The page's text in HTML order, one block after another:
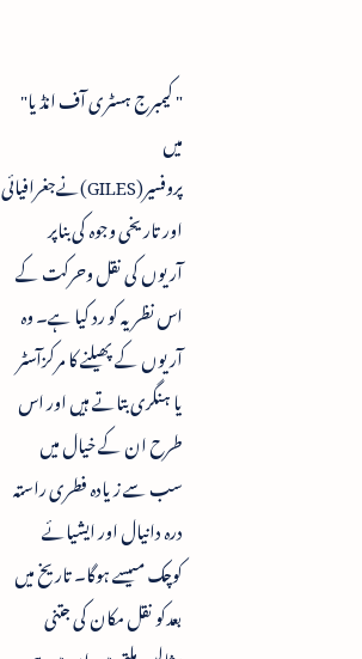
" کیمبرج ہسٹری آف انڈیا"
میں
پروفسیر(GILES)نےجغرافیائی
اور تاریخی وجوہ کی بناپر
آریوں کی نقل وحرکت کے
اس نظریہ کو رد کیا ہے۔ وہ
آریوں کے پھیلنے کا مرکزآسٹر
یا ہنگری بتاتے ہیں اور اس
طرح ان کے خیال میں
سب سے زیادہ فطری راستہ
درہ دانیال اور ایشیائے
کوچک میںسے ہوگا۔ تاریخ میں
بعدکو نقل مکان کی جتنی